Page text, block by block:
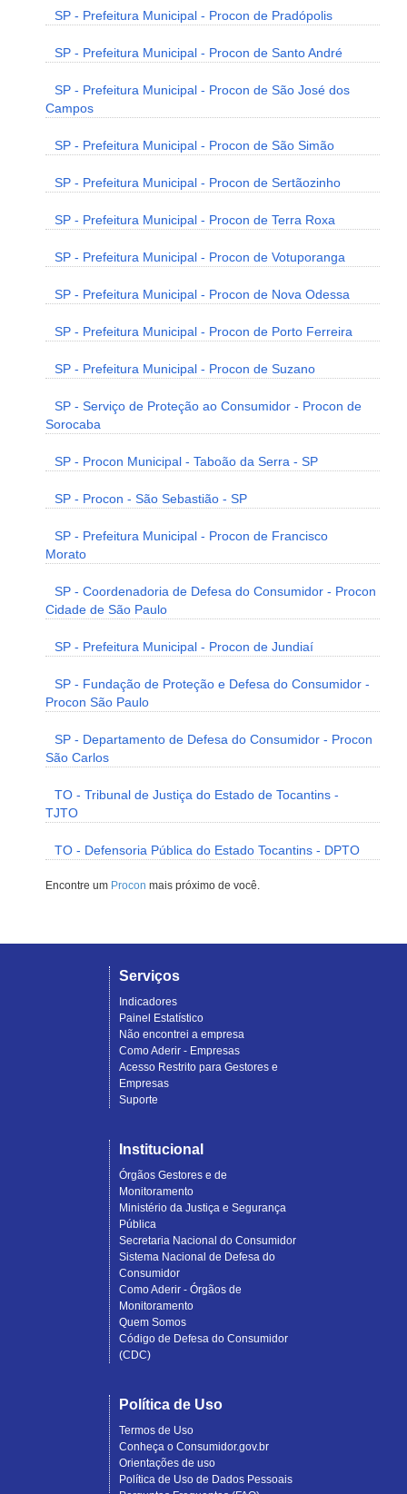
SP - Prefeitura Municipal - Procon de Pradópolis
SP - Prefeitura Municipal - Procon de Santo André
SP - Prefeitura Municipal - Procon de São José dos
Campos
SP - Prefeitura Municipal - Procon de São Simão
SP - Prefeitura Municipal - Procon de Sertãozinho
SP - Prefeitura Municipal - Procon de Terra Roxa
SP - Prefeitura Municipal - Procon de Votuporanga
SP - Prefeitura Municipal - Procon de Nova Odessa
SP - Prefeitura Municipal - Procon de Porto Ferreira
SP - Prefeitura Municipal - Procon de Suzano
SP - Serviço de Proteção ao Consumidor - Procon de
Sorocaba
SP - Procon Municipal - Taboão da Serra - SP
SP - Procon - São Sebastião - SP
SP - Prefeitura Municipal - Procon de Francisco
Morato
SP - Coordenadoria de Defesa do Consumidor - Procon
Cidade de São Paulo
SP - Prefeitura Municipal - Procon de Jundiaí
SP - Fundação de Proteção e Defesa do Consumidor -
Procon São Paulo
SP - Departamento de Defesa do Consumidor - Procon
São Carlos
TO - Tribunal de Justiça do Estado de Tocantins -
TJTO
TO - Defensoria Pública do Estado Tocantins - DPTO
Encontre um Procon mais próximo de você.
Serviços
Indicadores
Painel Estatístico
Não encontrei a empresa
Como Aderir - Empresas
Acesso Restrito para Gestores e
Empresas
Suporte
Institucional
Órgãos Gestores e de
Monitoramento
Ministério da Justiça e Segurança
Pública
Secretaria Nacional do Consumidor
Sistema Nacional de Defesa do
Consumidor
Como Aderir - Órgãos de
Monitoramento
Quem Somos
Código de Defesa do Consumidor
(CDC)
Política de Uso
Termos de Uso
Conheça o Consumidor.gov.br
Orientações de uso
Política de Uso de Dados Pessoais